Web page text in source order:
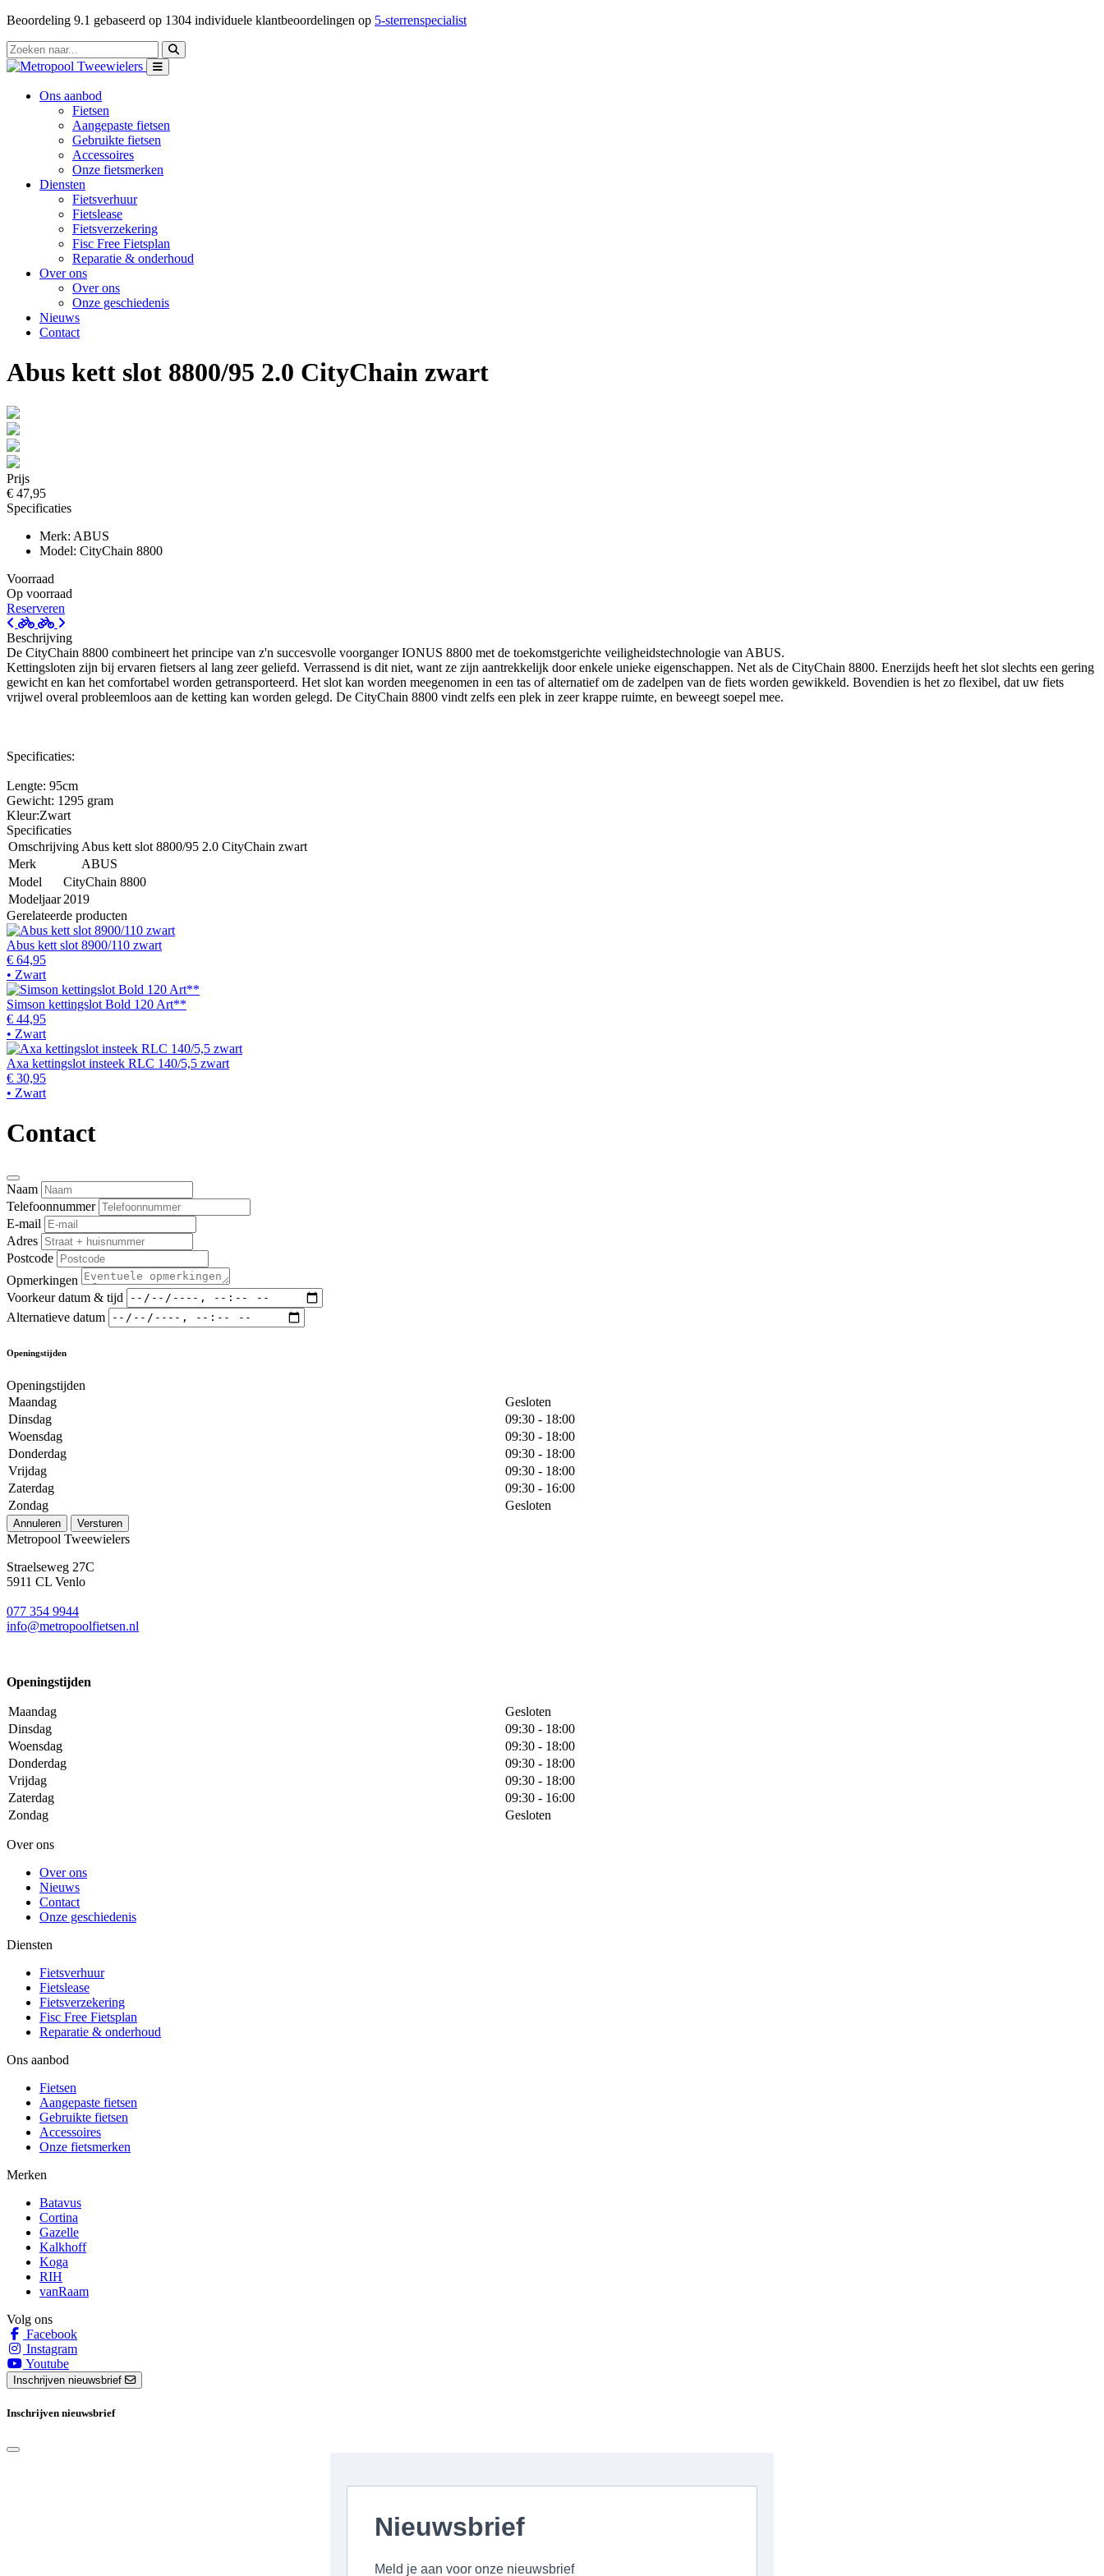
Beoordeling 9.1 gebaseerd op 1304 individuele klantbeoordelingen op 5-sterrenspecialist
Ons aanbod
Fietsen
Aangepaste fietsen
Gebruikte fietsen
Accessoires
Onze fietsmerken
Diensten
Fietsverhuur
Fietslease
Fietsverzekering
Fisc Free Fietsplan
Reparatie & onderhoud
Over ons
Over ons
Onze geschiedenis
Nieuws
Contact
Abus kett slot 8800/95 2.0 CityChain zwart
Prijs
€ 47,95
Specificaties
Merk: ABUS
Model: CityChain 8800
Voorraad
Op voorraad
Reserveren
Beschrijving
De CityChain 8800 combineert het principe van z'n succesvolle voorganger IONUS 8800 met de toekomstgerichte veiligheidstechnologie van ABUS.
Kettingsloten zijn bij ervaren fietsers al lang zeer geliefd. Verrassend is dit niet, want ze zijn aantrekkelijk door enkele unieke eigenschappen. Net als de CityChain 8800. Enerzijds heeft het slot slechts een gering
gewicht en kan het comfortabel worden getransporteerd. Het slot kan worden meegenomen in een tas of alternatief om de zadelpen van de fiets worden gewikkeld. Bovendien is het zo flexibel, dat uw fiets
vrijwel overal probleemloos aan de ketting kan worden gelegd. De CityChain 8800 vindt zelfs een plek in zeer krappe ruimte, en beweegt soepel mee.
Specificaties:
Lengte: 95cm
Gewicht: 1295 gram
Kleur:Zwart
Specificaties
Omschrijving Abus kett slot 8800/95 2.0 CityChain zwart
Merk
ABUS
Model
CityChain 8800
Modeljaar 2019
Gerelateerde producten
Abus kett slot 8900/110 zwart
€ 64,95
• Zwart
Simson kettingslot Bold 120 Art**
€ 44,95
• Zwart
Axa kettingslot insteek RLC 140/5,5 zwart
€ 30,95
• Zwart
Contact
Naam
Telefoonnummer
E-mail
Adres
Postcode
Opmerkingen
Voorkeur datum & tijd
Alternatieve datum
Openingstijden
Openingstijden
Maandag
Gesloten
Dinsdag
09:30 - 18:00
Woensdag
09:30 - 18:00
Donderdag
09:30 - 18:00
Vrijdag
09:30 - 18:00
Zaterdag
09:30 - 16:00
Zondag
Gesloten
Annuleren Versturen
Metropool Tweewielers
Straelseweg 27C
5911 CL Venlo
077 354 9944
info@metropoolfietsen.nl
Openingstijden
Maandag
Gesloten
Dinsdag
09:30 - 18:00
Woensdag
09:30 - 18:00
Donderdag
09:30 - 18:00
Vrijdag
09:30 - 18:00
Zaterdag
09:30 - 16:00
Zondag
Gesloten
Over ons
Over ons
Nieuws
Contact
Onze geschiedenis
Diensten
Fietsverhuur
Fietslease
Fietsverzekering
Fisc Free Fietsplan
Reparatie & onderhoud
Ons aanbod
Fietsen
Aangepaste fietsen
Gebruikte fietsen
Accessoires
Onze fietsmerken
Merken
Batavus
Cortina
Gazelle
Kalkhoff
Koga
RIH
vanRaam
Volg ons
Facebook
Instagram
Youtube
Inschrijven nieuwsbrief
Inschrijven nieuwsbrief